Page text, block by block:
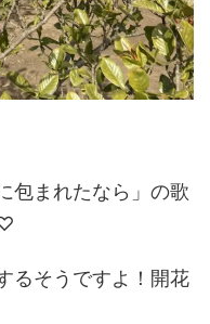
包まれたなら」の歌
るそうですよ！開花